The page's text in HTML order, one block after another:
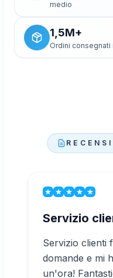
medio
1,5M+
Ordini consegnati
Servizio
Servizio clienti
domande e mi
un'ora!